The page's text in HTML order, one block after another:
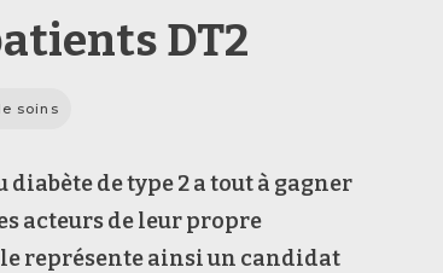
DT2
soins
diabète de type 2 a tout à gagner
acteurs de leur propre
représente ainsi un candidat